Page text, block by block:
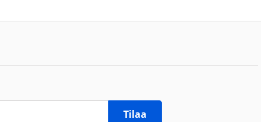
Tilaa